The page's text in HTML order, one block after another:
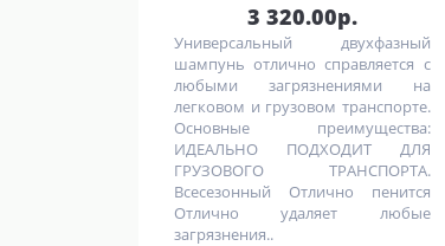
3 320.00р.
Универсальный двухфазный
шампунь отлично справляется с
любыми загрязнениями на
легковом и грузовом транспорте.
Основные преимущества:
ИДЕАЛЬНО ПОДХОДИТ ДЛЯ
ГРУЗОВОГО ТРАНСПОРТА.
Всесезонный Отлично пенится
Отлично удаляет любые
загрязнения..